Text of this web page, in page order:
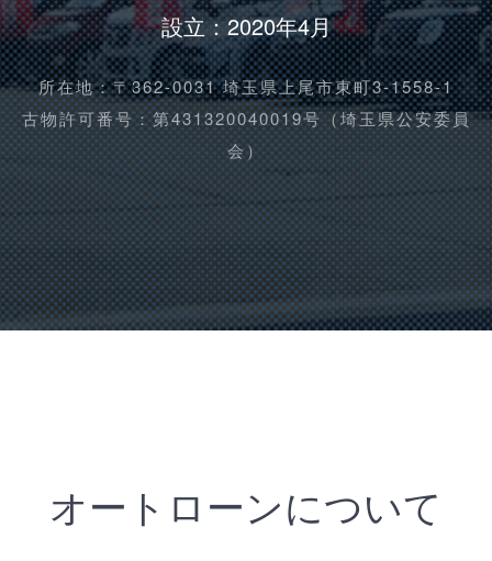
設立：2020年4月
所在地：〒362-0031 埼玉県上尾市東町3-1558-1
古物許可番号：第431320040019号（埼玉県公安委員
会）
オートローンについて